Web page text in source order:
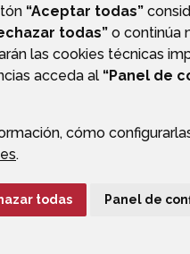
“Aceptar todas”
todas” o continúa
las cookies técnicas
acceda al “Panel de
cómo
.
todas Panel de
VALIDACIÓN DE